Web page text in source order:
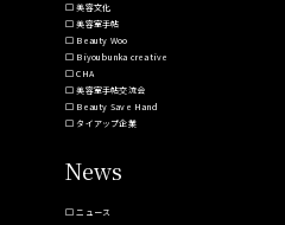
美容文化
美容室手帖
Beauty Woo
Biyoubunka creative
CHA
美容室手帖交流会
Beauty Save Hand
タイアップ企業
News
ニュース